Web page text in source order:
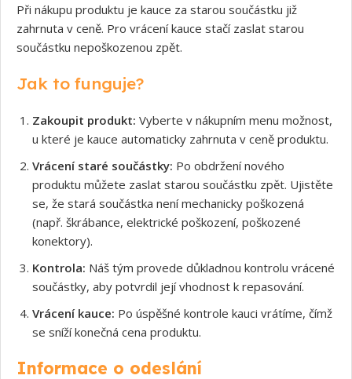
Při nákupu produktu je kauce za starou součástku již
zahrnuta v ceně. Pro vrácení kauce stačí zaslat starou
součástku nepoškozenou zpět.
Jak to funguje?
Zakoupit produkt: Vyberte v nákupním menu možnost,
u které je kauce automaticky zahrnuta v ceně produktu.
Vrácení staré součástky: Po obdržení nového
produktu můžete zaslat starou součástku zpět. Ujistěte
se, že stará součástka není mechanicky poškozená
(např. škrábance, elektrické poškození, poškozené
konektory).
Kontrola: Náš tým provede důkladnou kontrolu vrácené
součástky, aby potvrdil její vhodnost k repasování.
Vrácení kauce: Po úspěšné kontrole kauci vrátíme, čímž
se sníží konečná cena produktu.
Informace o odeslání